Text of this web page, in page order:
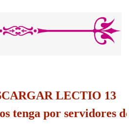
LECTIO 13
tenga por servidores